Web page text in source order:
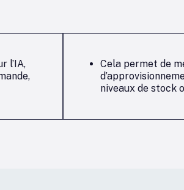
l’IA,
Cela permet de
niveaux de stock